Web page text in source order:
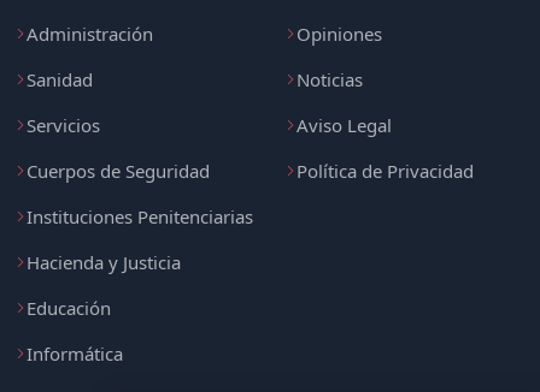
Administración
Sanidad
Servicios
Cuerpos de Seguridad
Instituciones Penitenciarias
Hacienda y Justicia
Educación
Informática
Opiniones
Noticias
Aviso Legal
Política de Privacidad